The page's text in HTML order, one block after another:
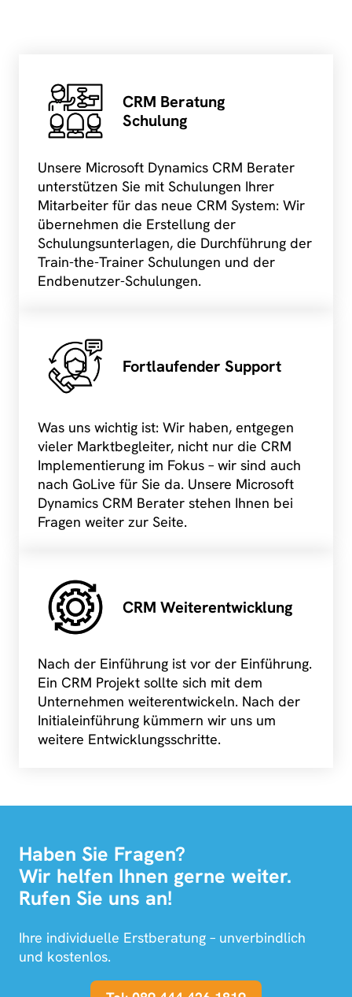
CRM Beratung
Schulung
Unsere Microsoft Dynamics CRM Berater
unterstützen Sie mit Schulungen Ihrer
Mitarbeiter für das neue CRM System: Wir
übernehmen die Erstellung der
Schulungsunterlagen, die Durchführung der
Train-the-Trainer Schulungen und der
Endbenutzer-Schulungen.
Fortlaufender Support
Was uns wichtig ist: Wir haben, entgegen
vieler Marktbegleiter, nicht nur die CRM
Implementierung im Fokus – wir sind auch
nach GoLive für Sie da. Unsere Microsoft
Dynamics CRM Berater stehen Ihnen bei
Fragen weiter zur Seite.
CRM Weiterentwicklung
Nach der Einführung ist vor der Einführung.
Ein CRM Projekt sollte sich mit dem
Unternehmen weiterentwickeln. Nach der
Initialeinführung kümmern wir uns um
weitere Entwicklungsschritte.
Haben Sie Fragen?
Wir helfen Ihnen gerne weiter.
Rufen Sie uns an!
Ihre individuelle Erstberatung – unverbindlich
und kostenlos.